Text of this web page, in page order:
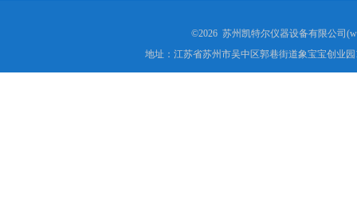
©2026 苏州凯特尔仪器设备有限公司
地址：江苏省苏州市吴中区郭巷街道象宝宝创业